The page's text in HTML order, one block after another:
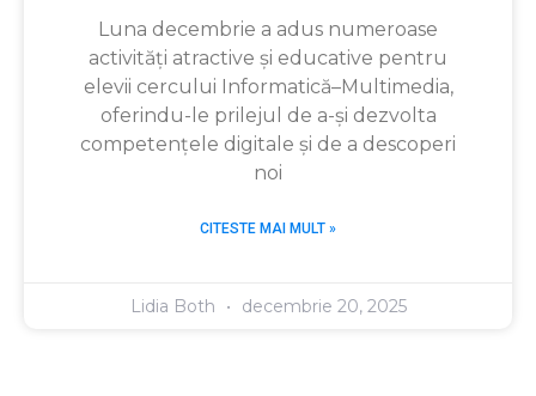
Luna decembrie a adus numeroase
activități atractive și educative pentru
elevii cercului Informatică–Multimedia,
oferindu-le prilejul de a-și dezvolta
competențele digitale și de a descoperi
noi
CITESTE MAI MULT »
Lidia Both decembrie 20, 2025